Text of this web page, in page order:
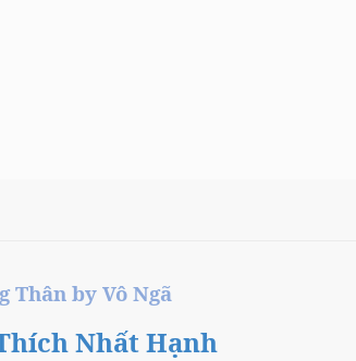
Thân by Vô Ngã
Nhất Hạnh